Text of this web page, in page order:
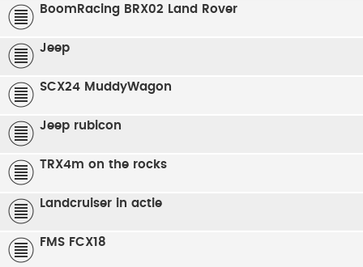
BoomRacing BRX02 Land Rover
Jeep
SCX24 MuddyWagon
Jeep rubicon
TRX4m on the rocks
Landcruiser in actie
FMS FCX18